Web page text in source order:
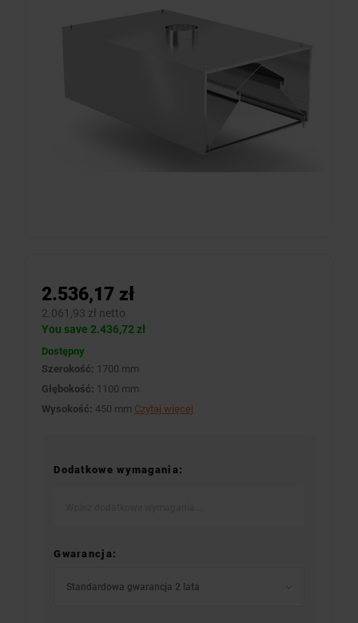
2.536,17 zł
2.061,93 zł netto
You save 2.436,72 zł
Dostępny
Szerokość: 1700 mm
Głębokość: 1100 mm
Wysokość: 450 mm Czytaj więcej
Dodatkowe wymagania:
Gwarancja:
Standardowa gwarancja 2 lata